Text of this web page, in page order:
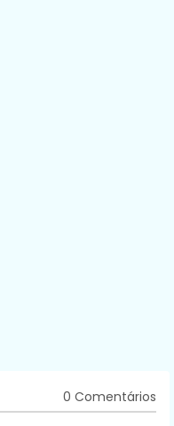
0 Comentários